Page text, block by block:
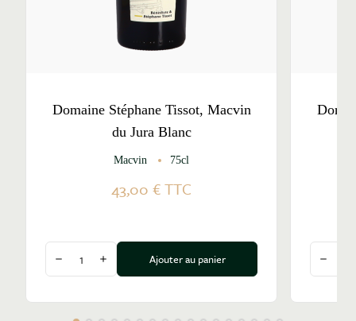
Domaine Stéphane Tissot, Macvin
du Jura Blanc
Macvin 75cl
43,00 €TTC
Diminuer la quantité
Augmenter la quantité
Ajouter au panier